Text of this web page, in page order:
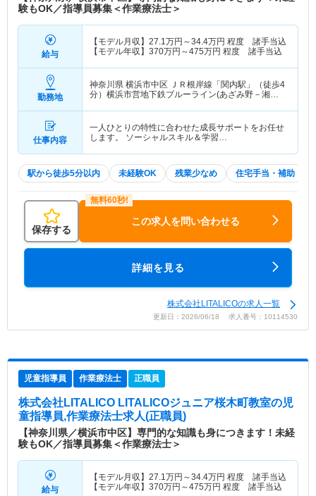
験もOK／指導員募集＜作業療法士＞
給与
【モデル月収】 27.1万円～34.4万円 程度 諸手当込
【モデル年収】 370万円～475万円 程度 諸手当込
勤務地
神奈川県 横浜市中区 ＪＲ根岸線「関内駅」（徒歩4
分）横浜市営地下鉄ブルーライン(あざみ野－湘南
仕事内容
一人ひとりの特性に合わせた成長サポートをお任せ
します。 ソーシャルスキル＆学習…
駅から徒歩5分以内 未経験OK 残業少なめ 住宅手当・補助
保存する
この求人を問い合わせる
詳細を見る
株式会社LITALICOの求人一覧
更新日：2026/06/18 求人番号：10114530
児童指導員 作業療法士 正職員
株式会社LITALICO LITALICOジュニア桜木町教室の児
童指導員,作業療法士求人(正職員)
【神奈川県／横浜市中区】専門的な知識も身につきます！未経
験もOK／指導員募集＜作業療法士＞
給与
【モデル月収】 27.1万円～34.4万円 程度 諸手当込
【モデル年収】 370万円～475万円 程度 諸手当込